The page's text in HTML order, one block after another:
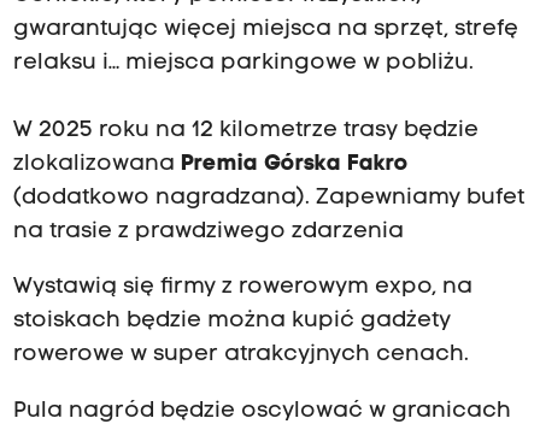
gwarantując więcej miejsca na sprzęt, strefę
relaksu i… miejsca parkingowe w pobliżu.
W 2025 roku na 12 kilometrze trasy będzie
zlokalizowana Premia Górska Fakro
(dodatkowo nagradzana). Zapewniamy bufet
na trasie z prawdziwego zdarzenia
Wystawią się firmy z rowerowym expo, na
stoiskach będzie można kupić gadżety
rowerowe w super atrakcyjnych cenach.
Pula nagród będzie oscylować w granicach